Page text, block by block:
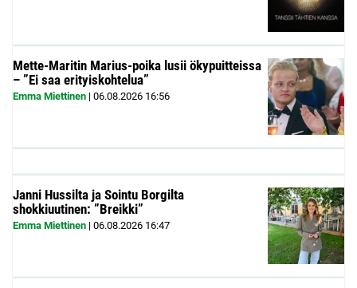
Mette-Maritin Marius-poika lusii ökypuitteissa
– ”Ei saa erityiskohtelua”
Emma Miettinen | 06.08.2026 16:56
Janni Hussilta ja Sointu Borgilta
shokkiuutinen: ”Breikki”
Emma Miettinen | 06.08.2026 16:47